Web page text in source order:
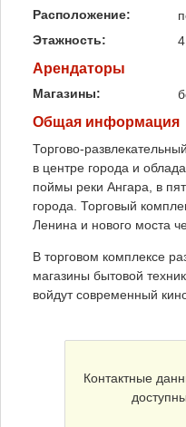
Расположение:
Этажность:
4
Арендаторы
Магазины:
Общая информация
Торгово-
в центре города и
поймы реки Ангара, в
города. Торговый
Ленина и нового моста
В торговом комплексе
магазины бытовой
войдут современный
Контактные